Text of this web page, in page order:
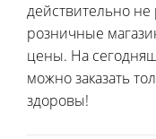
действительно не
розничные
цены. На
можно заказать
здоровы!